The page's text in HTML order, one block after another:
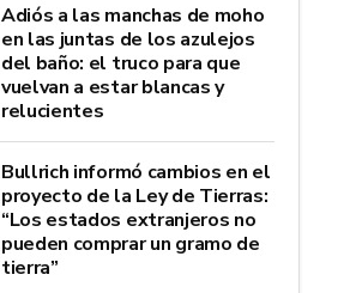
Adiós a las manchas de moho
en las juntas de los azulejos
del baño: el truco para que
vuelvan a estar blancas y
relucientes
Bullrich informó cambios en el
proyecto de la Ley de Tierras:
“Los estados extranjeros no
pueden comprar un gramo de
tierra”